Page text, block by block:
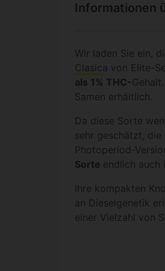
Informationen
Wir laden Sie ein,
Clasica von Elite-
als 1% THC-
Samen erhältlich.
Da diese Sorte
sehr geschätzt, die
Photoperiod-
Sorte endlich auch
Ihre kompakten
an Dieselgenetik
einer Vielzahl von